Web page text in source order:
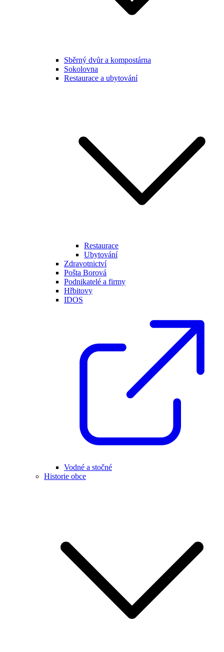
Sběrný dvůr a kompostárna
Sokolovna
Restaurace a ubytování
Restaurace
Ubytování
Zdravotnictví
Pošta Borová
Podnikatelé a firmy
Hřbitovy
IDOS
Vodné a stočné
Historie obce